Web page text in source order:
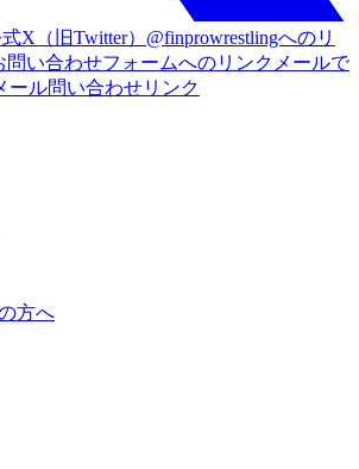
X（旧Twitter）@finprowrestlingへのリ
問い合わせフォームへのリンク メールで
ール問い合わせリンク
方へ